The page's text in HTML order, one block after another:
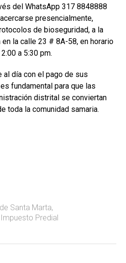
del WhatsApp 317 8848888
presencialmente,
de bioseguridad, a la
la calle 23 # 8A-58, en horario
a 5:30 pm.
al día con el pago de sus
fundamental para que las
distrital se conviertan
toda la comunidad samaria.
Santa Marta,
Impuesto Predial